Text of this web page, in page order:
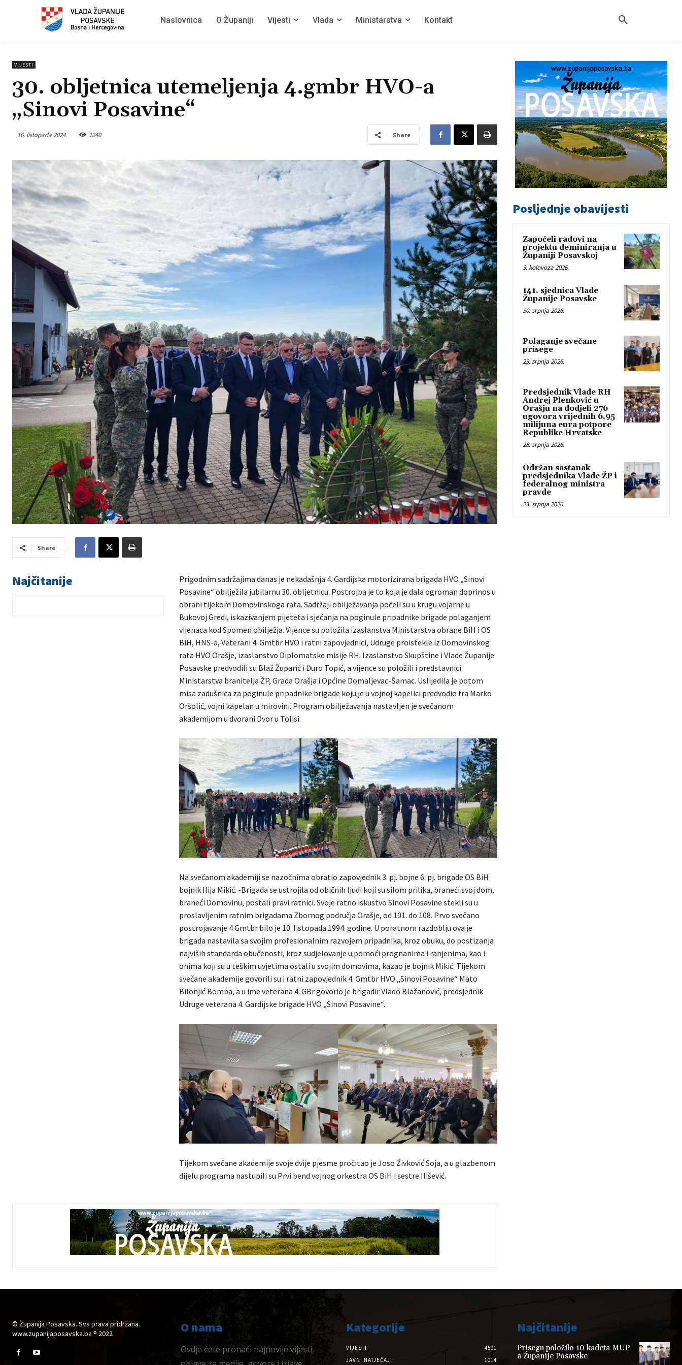
Naslovnica O Županiji Vijesti Vlada Ministarstva Kontakt
VIJESTI
30. obljetnica utemeljenja 4.gmbr HVO-a
„Sinovi Posavine“
16. listopada 2024. 1240 Share
Share
Najčitanije
Prigodnim sadržajima danas je nekadašnja 4. Gardijska motorizirana brigada HVO „Sinovi
Posavine“ obilježila jubilarnu 30. obljetnicu. Postrojba je to koja je dala ogroman doprinos u
obrani tijekom Domovinskoga rata. Sadržaji obilježavanja počeli su u krugu vojarne u
Bukovoj Gredi, iskazivanjem pijeteta i sjećanja na poginule pripadnike brigade polaganjem
vijenaca kod Spomen obilježja. Vijence su položila izaslanstva Ministarstva obrane BiH i OS
BiH, HNS-a, Veterani 4. Gmtbr HVO i ratni zapovjednici, Udruge proistekle iz Domovinskog
rata HVO Orašje, izaslanstvo Diplomatske misije RH. Izaslanstvo Skupštine i Vlade Županije
Posavske predvodili su Blaž Župarić i Đuro Topić, a vijence su položili i predstavnici
Ministarstva branitelja ŽP, Grada Orašja i Općine Domaljevac-Šamac. Uslijedila je potom
misa zadušnica za poginule pripadnike brigade koju je u vojnoj kapelici predvodio fra Marko
Oršolić, vojni kapelan u mirovini. Program obilježavanja nastavljen je svečanom
akademijom u dvorani Dvor u Tolisi.
Na svečanom akademiji se nazočnima obratio zapovjednik 3. pj. bojne 6. pj. brigade OS BiH
bojnik Ilija Mikić. -Brigada se ustrojila od običnih ljudi koji su silom prilika, braneći svoj dom,
braneći Domovinu, postali pravi ratnici. Svoje ratno iskustvo Sinovi Posavine stekli su u
proslavljenim ratnim brigadama Zbornog područja Orašje, od 101. do 108. Prvo svečano
postrojavanje 4 Gmtbr bilo je 10. listopada 1994. godine. U poratnom razdoblju ova je
brigada nastavila sa svojim profesionalnim razvojem pripadnika, kroz obuku, do postizanja
najviših standarda obučenosti, kroz sudjelovanje u pomoći prognanima i ranjenima, kao i
onima koji su u teškim uvjetima ostali u svojim domovima, kazao je bojnik Mikić. Tijekom
svečane akademije govorili su i ratni zapovjednik 4. Gmtbr HVO „Sinovi Posavine“ Mato
Bilonjić Bomba, a u ime veterana 4. GBr govorio je brigadir Vlado Blažanović, predsjednik
Udruge veterana 4. Gardijske brigade HVO „Sinovi Posavine“.
Tijekom svečane akademije svoje dvije pjesme pročitao je Joso Živković Soja, a u glazbenom
dijelu programa nastupili su Prvi bend vojnog orkestra OS BiH i sestre Ilišević.
Posljednje obavijesti
Započeli radovi na
projektu deminiranja u
Županiji Posavskoj
3. kolovoza 2026.
141. sjednica Vlade
Županije Posavske
30. srpnja 2026.
Polaganje svečane
prisege
29. srpnja 2026.
Predsjednik Vlade RH
Andrej Plenković u
Orašju na dodjeli 276
ugovora vrijednih 6,95
milijuna eura potpore
Republike Hrvatske
28. srpnja 2026.
Održan sastanak
predsjednika Vlade ŽP i
federalnog ministra
pravde
23. srpnja 2026.
© Županija Posavska. Sva prava pridržana.
www.zupanijaposavska.ba ® 2022
O nama
Ovdje ćete pronaći najnovije vijesti,
Kategorije
VIJESTI
4591
JAVNI NATJEČAJI
1014
Najčitanije
Prisegu položilo 10 kadeta MUP-
a Županije Posavske